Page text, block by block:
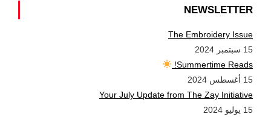
NEWSLETTER
The Embroidery Issue
15 سبتمبر 2024
Summertime Reads!
15 أغسطس 2024
Your July Update from The Zay Initiative
15 يوليو 2024